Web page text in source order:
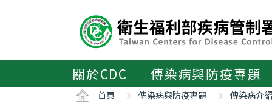
區
關於CDC 傳染病與防疫專題
首頁 傳染病與防疫專題 傳染病介